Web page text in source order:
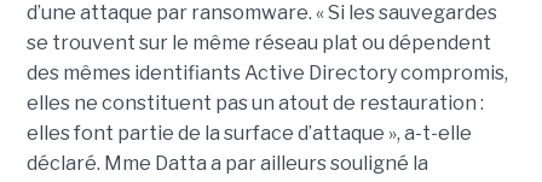
d’une attaque par ransomware. « Si les sauvegardes
se trouvent sur le même réseau plat ou dépendent
des mêmes identifiants Active Directory compromis,
elles ne constituent pas un atout de restauration :
elles font partie de la surface d’attaque », a-t-elle
déclaré. Mme Datta a par ailleurs souligné la